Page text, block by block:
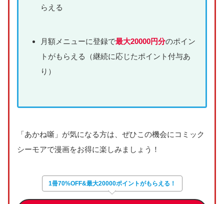
らえる
月額メニューに登録で最大20000円分のポイン
トがもらえる（継続に応じたポイント付与あ
り）
「あかね噺」が気になる方は、ぜひこの機会にコミック
シーモアで漫画をお得に楽しみましょう！
1冊70%OFF&最大20000ポイントがもらえる！